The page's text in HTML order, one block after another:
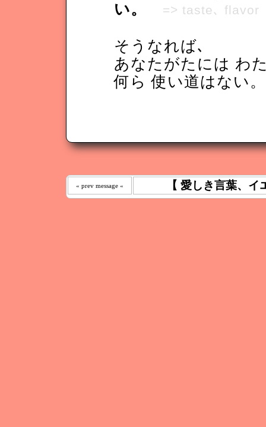
い。
=> taste､ flavor
そうなれば､
あなたがたには わ
何ら 使い道はない
« prev message « 【 愛しき言葉、